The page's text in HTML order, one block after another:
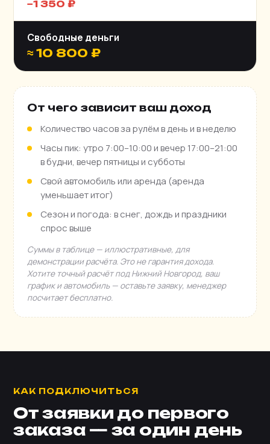
−1 350 ₽
Свободные деньги
≈ 10 800 ₽
От чего зависит ваш доход
Количество часов за рулём в день и в неделю
Часы пик: утро 7:00–10:00 и вечер 17:00–21:00
в будни, вечер пятницы и субботы
Свой автомобиль или аренда (аренда
уменьшает итог)
Сезон и погода: в снег, дождь и праздники
спрос выше
Суммы в таблице — иллюстративные, для
демонстрации расчёта. Это не гарантия дохода.
Хотите точный расчёт под Нижний Новгород, ваш
график и автомобиль — оставьте заявку, менеджер
посчитает бесплатно.
КАК ПОДКЛЮЧИТЬСЯ
От заявки до первого
заказа — за один день